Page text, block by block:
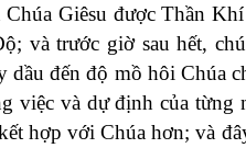
Giêsu được Thần
và trước giờ sau hết,
dầu đến độ mồ hôi Chúa
việc và dự định của từng
hợp với Chúa hơn; và